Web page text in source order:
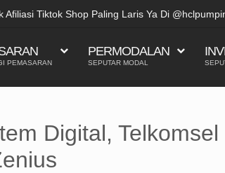
TikTok bisa terkenal karena beberapa alasan,
PEMASARAN
PERMODALAN
SEPUTAR MODAL
Digital, Telkomsel